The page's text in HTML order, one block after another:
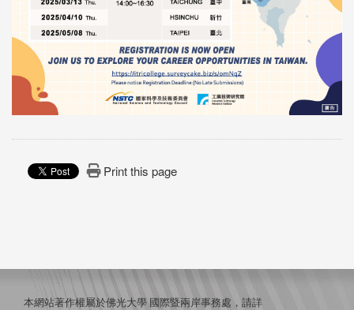
Print this page
本網站著作權屬於佛光大學 國際暨兩岸事務處，請詳